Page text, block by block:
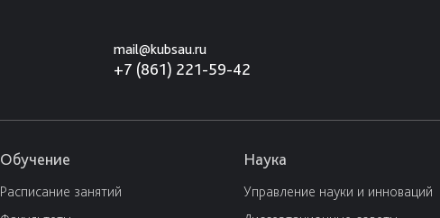
mail@kubsau.ru
+7 (861) 221-59-42
Обучение
Расписание занятий
Наука
Управление науки и инноваций